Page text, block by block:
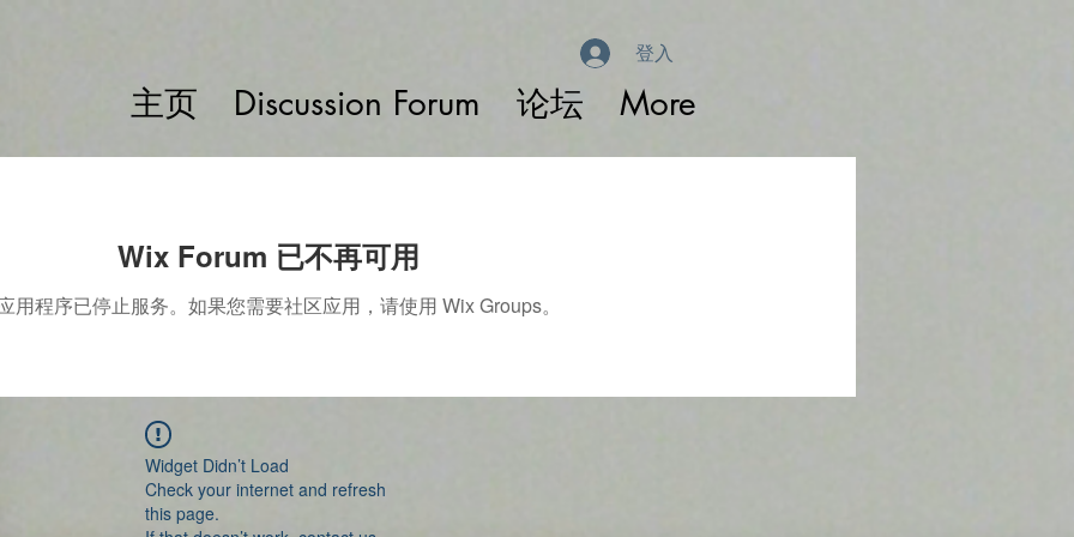
登入
主页 Discussion Forum 论坛 More
Wix Forum 已不再可用
用程序已停止服务。如果您需要社区应用，请使用 Wix Groups。
Widget Didn’t Load
Check your internet and refresh
this page.